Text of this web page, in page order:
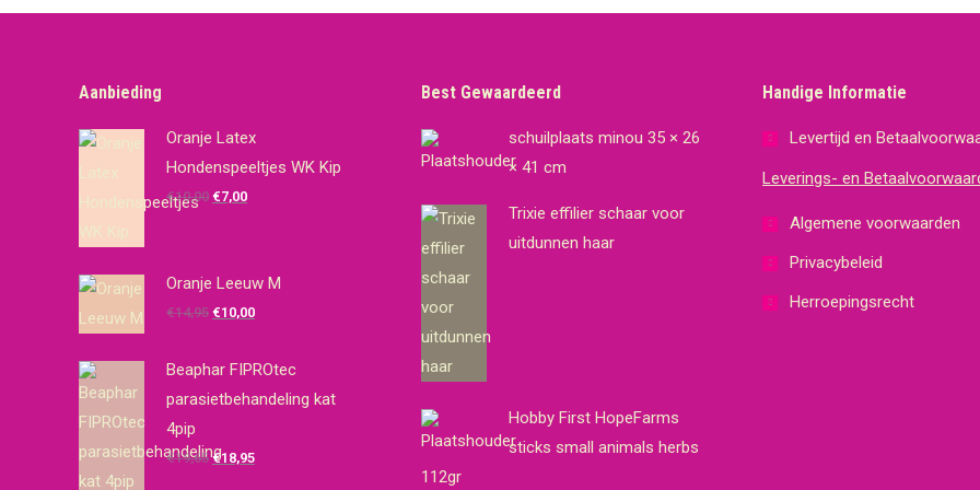
Aanbieding
Oranje Latex
Hondenspeeltjes WK Kip
€10,00 Oorspronkelijke
€10,00.
€7,00Huidige
€7,00.
Oranje Leeuw M
€14,95 Oorspronkelijke
was:
€14,95.
€10,00Huidige
is:
€10,00.
Beaphar FIPROtec
parasietbehandeling kat
4pip
€19,65Oorspronkelijke
€18,95Huidige
Best Gewaardeerd
schuilplaats minou 35 × 26
× 41 cm
Trixie effilier schaar voor
uitdunnen haar
Hobby First HopeFarms
sticks small animals herbs
112gr
Handige Informatie
Levertijd en
Leverings- en
Algemene voorwaarden
Privacybeleid
Herroepingsrecht